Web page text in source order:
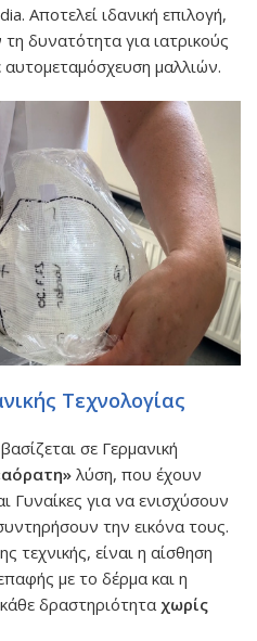
Αποτελεί ιδανική επιλογή,
δυνατότητα για ιατρικούς
μαλλιών.
Τεχνολογίας
σε Γερμανική
λύση, που έχουν
Γυναίκες για να ενισχύσουν
την εικόνα τους.
τεχνικής, είναι η αίσθηση
με το δέρμα και η
δραστηριότητα χωρίς